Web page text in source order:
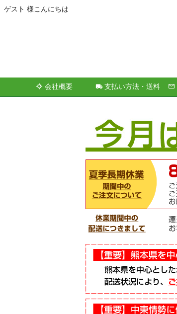
ゲスト 様こんにちは
会社概要 支払い方法・送料